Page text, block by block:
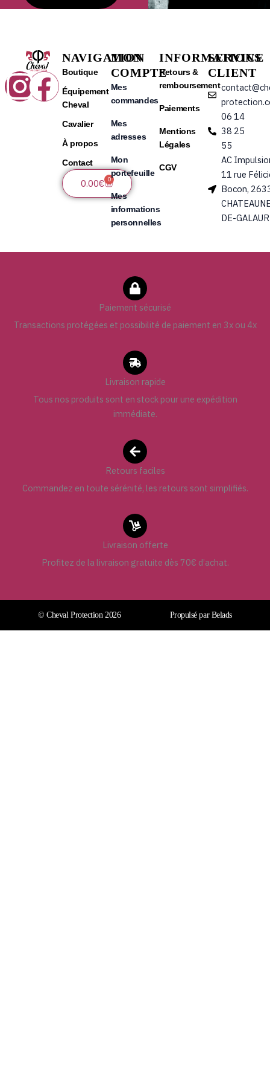
Instagram
Facebook
NAVIGATION
Boutique
Équipement
Cheval
Cavalier
À propos
Contact
0.00€ 0
Panier
MON
COMPTE
Mes
commandes
Mes
adresses
Mon
portefeuille
Mes
informations
personnelles
INFORMATIONS
Retours &
remboursement
Paiements
Mentions
Légales
CGV
SERVICE
CLIENT
06 14
38 25
55
AC
11 rue
Bocon,
DE-
Paiement sécurisé
Transactions protégées et possibilité de paiement en 3x ou 4x
Livraison rapide
Tous nos produits sont en stock pour une expédition
immédiate.
Retours faciles
Commandez en toute sérénité, les retours sont simplifiés.
Livraison offerte
Profitez de la livraison gratuite dès 70€ d’achat.
© Cheval Protection 2026 Propulsé par Belads